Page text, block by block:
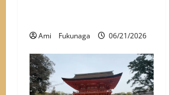
Ami Fukunaga 06/21/2026